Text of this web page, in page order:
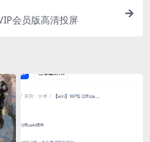
会员版高清投屏